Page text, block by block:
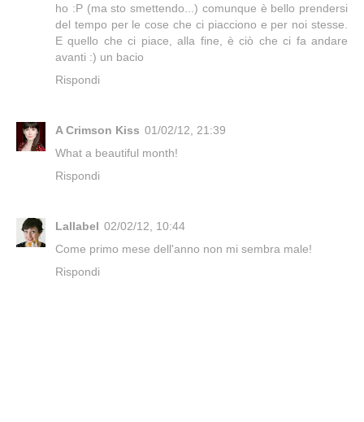
ho :P (ma sto smettendo...) comunque è bello prendersi
del tempo per le cose che ci piacciono e per noi stesse.
E quello che ci piace, alla fine, è ciò che ci fa andare
avanti :) un bacio
Rispondi
A Crimson Kiss 01/02/12, 21:39
What a beautiful month!
Rispondi
Lallabel 02/02/12, 10:44
Come primo mese dell'anno non mi sembra male!
Rispondi